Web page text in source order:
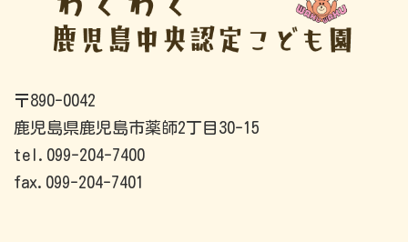
〒890-0042
鹿児島県鹿児島市薬師2丁目30-15
tel.099-204-7400
fax.099-204-7401